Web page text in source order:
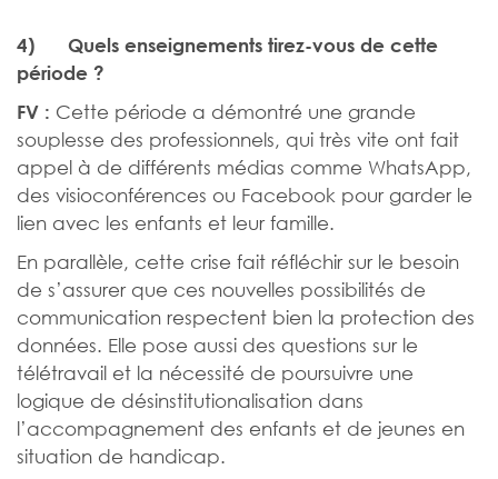
4) Quels enseignements tirez-vous de cette
période ?
FV : Cette période a démontré une grande
souplesse des professionnels, qui très vite ont fait
appel à de différents médias comme WhatsApp,
des visioconférences ou Facebook pour garder le
lien avec les enfants et leur famille.
En parallèle, cette crise fait réfléchir sur le besoin
de s’assurer que ces nouvelles possibilités de
communication respectent bien la protection des
données. Elle pose aussi des questions sur le
télétravail et la nécessité de poursuivre une
logique de désinstitutionalisation dans
l’accompagnement des enfants et de jeunes en
situation de handicap.